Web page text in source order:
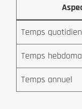
Temps quotidien
Temps
Temps annuel